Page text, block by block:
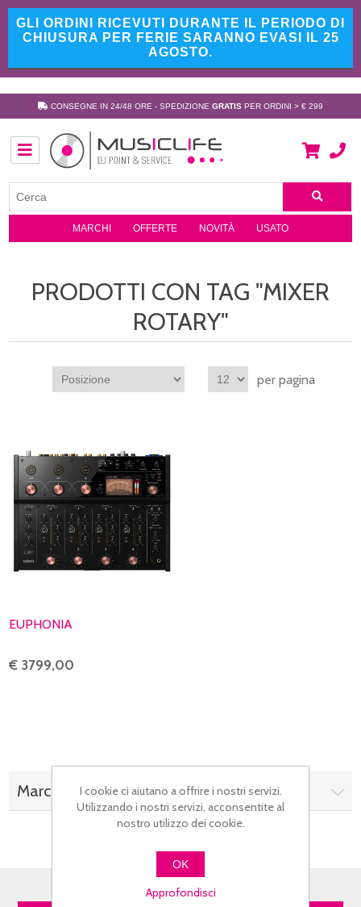
GLI ORDINI RICEVUTI DURANTE IL PERIODO DI
CHIUSURA PER FERIE SARANNO EVASI IL 25
AGOSTO.
CONSEGNE IN 24/48 ORE - SPEDIZIONE GRATIS PER ORDINI > € 299
MARCHI OFFERTE NOVITÀ USATO
PRODOTTI CON TAG "MIXER
ROTARY"
per pagina
EUPHONIA
€ 3799,00
Marchi
I cookie ci aiutano a offrire i nostri servizi.
Utilizzando i nostri servizi, acconsentite al
nostro utilizzo dei cookie.
OK
Approfondisci